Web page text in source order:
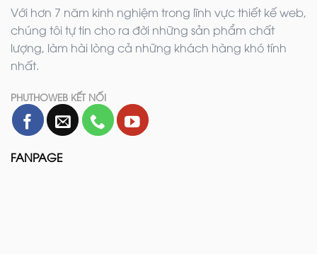
Với hơn 7 năm kinh nghiệm trong lĩnh vực thiết kế web,
chúng tôi tự tin cho ra đời những sản phẩm chất
lượng, làm hài lòng cả những khách hàng khó tính
nhất.
PHUTHOWEB KẾT NỐI
FANPAGE